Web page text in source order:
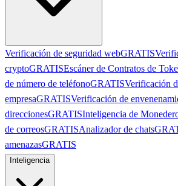
Verificación de seguridad webGRATIS
cryptoGRATISEscáner de Contratos de
de número de teléfonoGRATISVerificación
empresaGRATISVerificación de
direccionesGRATISInteligencia de
de correosGRATISAnalizador de chats
amenazasGRATIS
Inteligencia